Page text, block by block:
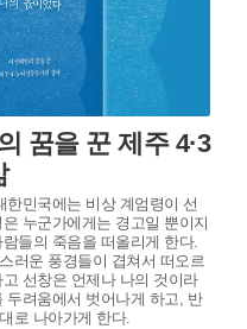
꿈을 꾼 제주 4·3
민국에는 비상 계엄령이 선
누군가에게는 경고일 뿐이지
들의 죽음을 떠올리게 한다.
러운 풍경들이 겹쳐서 떠오르
선창은 언제나 나의 것이라
두려움에서 벗어나게 하고, 반
로 나아가게 한다.